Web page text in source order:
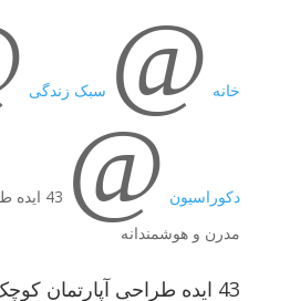
خانه @ سبک زندگی
دکوراسیون @
43
مدرن و هوشمندانه
43 ایده طراحی آپارتمان